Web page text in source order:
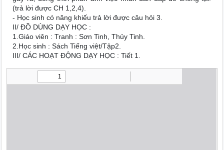
(trả lời được CH 1,2,4).
- Học sinh có năng khiếu trả lời được câu hỏi 3.
II/ ĐỒ DÙNG DẠY HỌC :
1.Giáo viên : Tranh : Sơn Tinh, Thủy Tinh.
2.Học sinh : Sách Tiếng việt/Tập2.
III/ CÁC HOẠT ĐỘNG DẠY HỌC : Tiết 1.